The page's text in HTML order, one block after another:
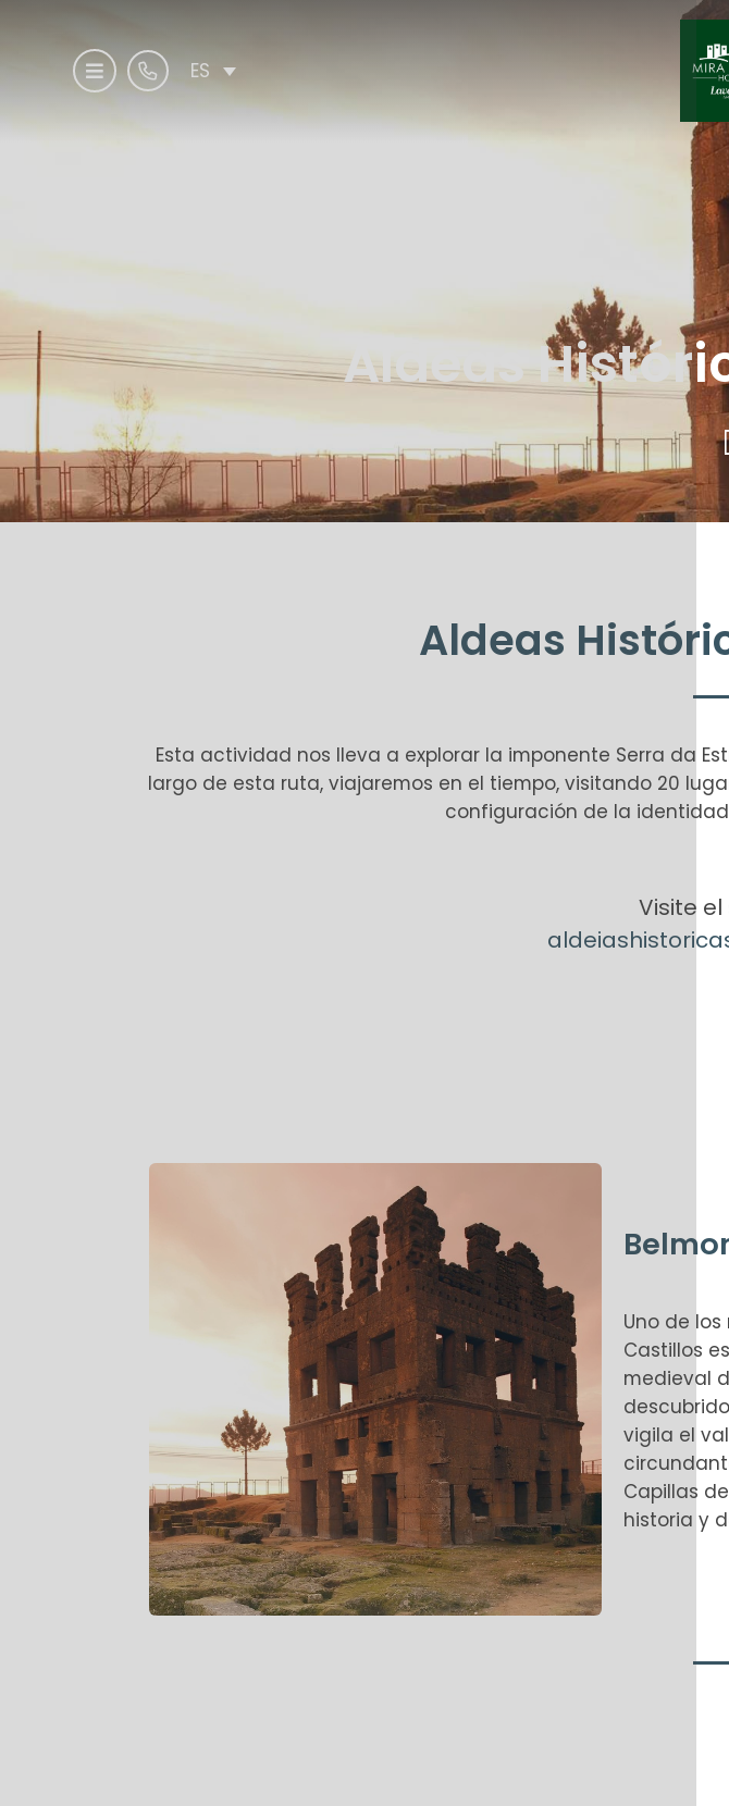
ES
Aldeas
Aldeas
Esta actividad nos lleva a explorar la imponente Serra da
largo de esta ruta, viajaremos en el tiempo, visitando 20
configuración de la
Visite
Uno de
Castillos
medieval
vigila el
Capillas
historia y